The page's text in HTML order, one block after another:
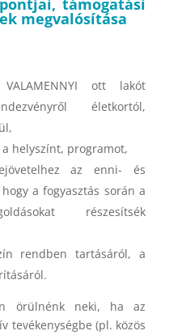
támogatási
megvalósítása
ott lakót
életkortól,
helyszínt, programot,
az enni- és
a fogyasztás során a
részesítsék
rendben tartásáról, a
örülnénk neki, ha az
tevékenységbe (pl. közös